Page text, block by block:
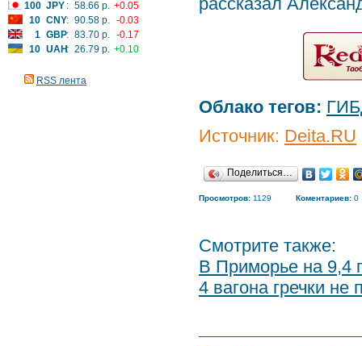
100 JPY : 58.66 р. +0.05
10 CNY: 90.58 р. -0.03
1 GBP: 83.70 р. -0.17
10 UAH: 26.79 р. +0.10
RSS лента
Облако тегов:
Источник: Deita.RU
Поделиться…
Просмотров: 1129 Коментариев: 0
Смотрите также:
В Приморье на 9,4
4 вагона гречки